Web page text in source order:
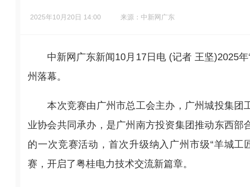
2025年10月20日 14:00 来源：中新网广东
中新网广东新闻10月17日电 (记者 王坚)2025年
州落幕。
本次竞赛由广州市总工会主办，广州城投集团
业协会共同承办，是广州南方投资集团推动东西
的一次竞赛活动，首次升级纳入广州市级“羊城
赛，开启了粤桂电力技术交流新篇章。